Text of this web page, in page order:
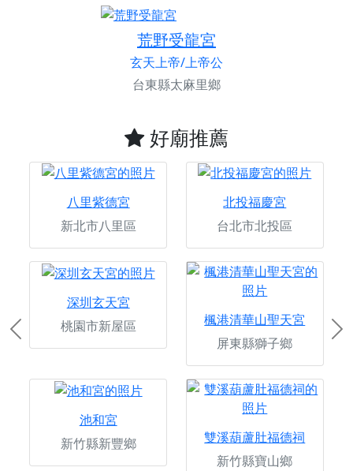
荒野受龍宮
玄天上帝/上帝公
台東縣太麻里鄉
好廟推薦
八里紫德宮
新北市八里區
北投福慶宮
台北市北投區
深圳玄天宮
桃園市新屋區
楓港清華山聖天宮
屏東縣獅子鄉
池和宮
新竹縣新豐鄉
雙溪葫蘆肚福德祠
新竹縣寶山鄉
Previous